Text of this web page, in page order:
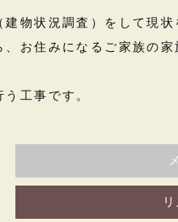
物状況調査）をして現
お住みになるご家族の
工事です。